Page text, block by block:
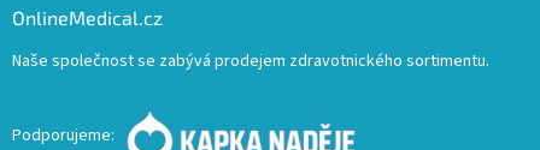
OnlineMedical.cz
Naše společnost se zabývá prodejem zdravotnického sortimentu.
Podporujeme: